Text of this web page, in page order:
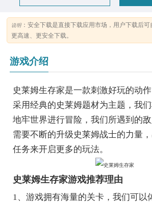
说明：安全下载是直接下载应用市场，用户下载后
更高速、更安全下载。
游戏介绍
史莱姆生存家是一款刺激好玩的动
采用经典的史莱姆题材为主题，我
地牢世界进行冒险，我们所遇到的敌
需要不断的升级史莱姆战士的力量
任务来开启更多的玩法。
史莱姆生存家游戏推荐理由
1、游戏拥有海量的关卡，我们可以